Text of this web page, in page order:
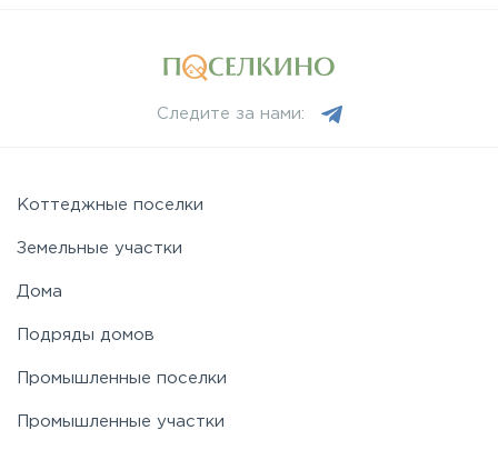
Следите за нами:
Коттеджные поселки
Земельные участки
Дома
Подряды домов
Промышленные поселки
Промышленные участки